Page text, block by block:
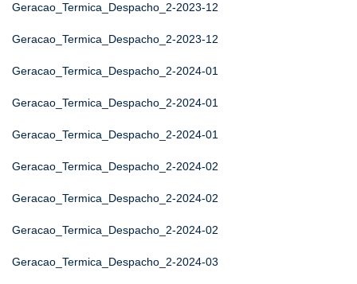
Geracao_Termica_Despacho_2-2023-12
Geracao_Termica_Despacho_2-2023-12
Geracao_Termica_Despacho_2-2024-01
Geracao_Termica_Despacho_2-2024-01
Geracao_Termica_Despacho_2-2024-01
Geracao_Termica_Despacho_2-2024-02
Geracao_Termica_Despacho_2-2024-02
Geracao_Termica_Despacho_2-2024-02
Geracao_Termica_Despacho_2-2024-03